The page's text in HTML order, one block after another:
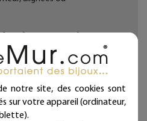
de fer recuit noir façonnée à
d'art.
dans une jolie
atteste sa fabrication
notre site, des cookies sont
sur votre appareil (ordinateur,